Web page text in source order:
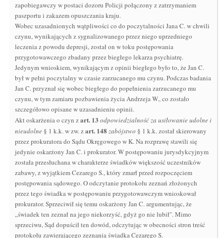
zapobiegawczy w postaci dozoru Policji połączony z zatrzymaniem
paszportu i zakazem opuszczania kraju.
Wobec uzasadnionych wątpliwości co do poczytalności Jana C. w chwili
czynu, wynikających z sygnalizowanego przez niego uprzedniego
leczenia z powodu depresji, został on w toku postępowania
przygotowawczego zbadany przez biegłego lekarza psychiatrę.
Jedynym wnioskiem, wynikającym z opinii biegłego było to, że Jan C.
był w pełni poczytalny w czasie zarzucanego mu czynu. Podczas badania
Jan C. przyznał się wobec biegłego do popełnienia zarzucanego mu
czynu, w tym zamiaru pozbawienia życia Andrzeja W., co zostało
szczegółowo opisane w uzasadnieniu opinii.
Akt oskarżenia o czyn zart. 13 odpowiedzialność za usiłowanie udolne i
nieudolne § 1 k.k. w zw. zart. 148 zabójstwo § 1 k.k. został skierowany
przez prokuratora do Sądu Okręgowego w K. Na rozprawę stawili się
jedynie oskarżony Jan C. i prokurator. W postępowaniu jurysdykcyjnym
została przesłuchana w charakterze świadków większość uczestników
zabawy, z wyjątkiem Cezarego S., który zmarł przed rozpoczęciem
postępowania sądowego. O odczytanie protokołu zeznań złożonych
przez tego świadka w postępowaniu przygotowawczym wnioskował
prokurator. Sprzeciwił się temu oskarżony Jan C. argumentując, że
„świadek ten zeznał na jego niekorzyść, gdyż go nie lubił". Mimo
sprzeciwu, Sąd dopuścił ten dowód, odczytując w obecności stron treść
protokołu zawierającego zeznania świadka Cezarego S.